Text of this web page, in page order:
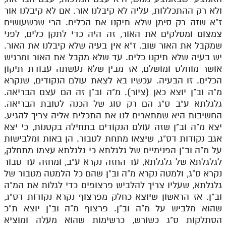
ולא רק ההתכללות, עליה לא קיבלנו אור. אם לא קיבלנו אור
ז"א שזה רק סימן שלא תיקנו את הכלים. הרי שכשעושים
צמצום ומסלקים את האור, זה היה כדי לתקן כלים, לפני
שמקבל את האור שוב. ז"א אין בעיה שלא קיבלנו את האור.
יש בעיה שלא תיקנו כלים. עד שלא מקבל את האור ומרגיש
אושר מוחלט ומושלם, אז מבין שלא נעשתה עבודת תיקון
הכלים. זו הבעיה. עכשיו בא לצאת עולם הנקודים, שנקרא
מ"ה וב"ן יוצא כאן (ציור). מ"ה וב"ן זה הם עצם הבריאה.
גלגלתא ע"ב ס"ג הם רק סוג של הכנה לטובת הבריאה.
החשיבות היא שמתארים לנו את התכלית אליה צריך להגיע.
יצא מ"ה וב"ן שזה עולם הנקודים בתחילה בקטנות, כי יצא
אגב נקודות דס"ג, שיצאו מתחת לטבור. הן באות ומלבישות
על מ"ה וב"ן הפנימיים של גלגלתא כי גלגלתא עצמו מתחלק,
לגלגלתא של גלגלתא, עד החזה נקרא ע"ב, ומחזה עד טבור
נקרא ס"ג, ולמטה נקרא מ"ה וב"ן שהם כל הלמטה מטבור של
גלגלתא, שעליו צריך להלביש פרצופים כדי לגלות את המ"ה
וב"ן. אז הראשון שיוצא כחלק מפרצוף נקרא נקודות דס"ג,
שהוא מלביש על מ"ה וב"ן. פרצוף מ"ה וב"ן יוצא ת"כ
הסתלקות ס"ג כשורש, כרשימות שהוא מעלה ומוציא